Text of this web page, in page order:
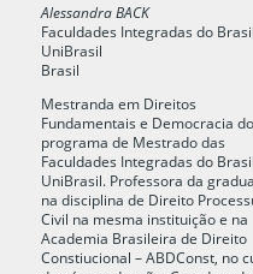
Alessandra BACK
Faculdades Integradas do
UniBrasil
Brasil
Mestranda em Direitos
Fundamentais e Democracia do
programa de Mestrado das
Faculdades Integradas do
UniBrasil. Professora da
na disciplina de Direito
Civil na mesma instituição e na
Academia Brasileira de Direito
Constiucional – ABDConst, no